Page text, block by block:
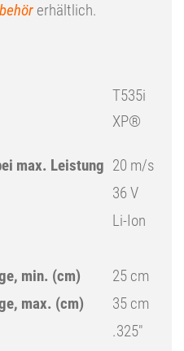
erhältlich.
T535i
XP®
max. Leistung 20 m/s
36 V
Li-Ion
min. (cm)
25 cm
max. (cm)
35 cm
.325″